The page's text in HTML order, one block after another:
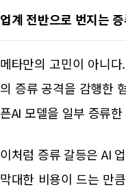
업계 전반으로 번지는
메타만의 고민이 아니
의 증류 공격을 감행한
픈AI 모델을 일부 증류
이처럼 증류 갈등은 AI
막대한 비용이 드는 만